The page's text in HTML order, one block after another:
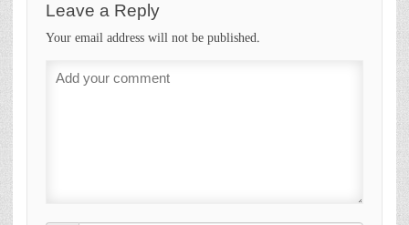
Leave a Reply
Your email address will not be published.